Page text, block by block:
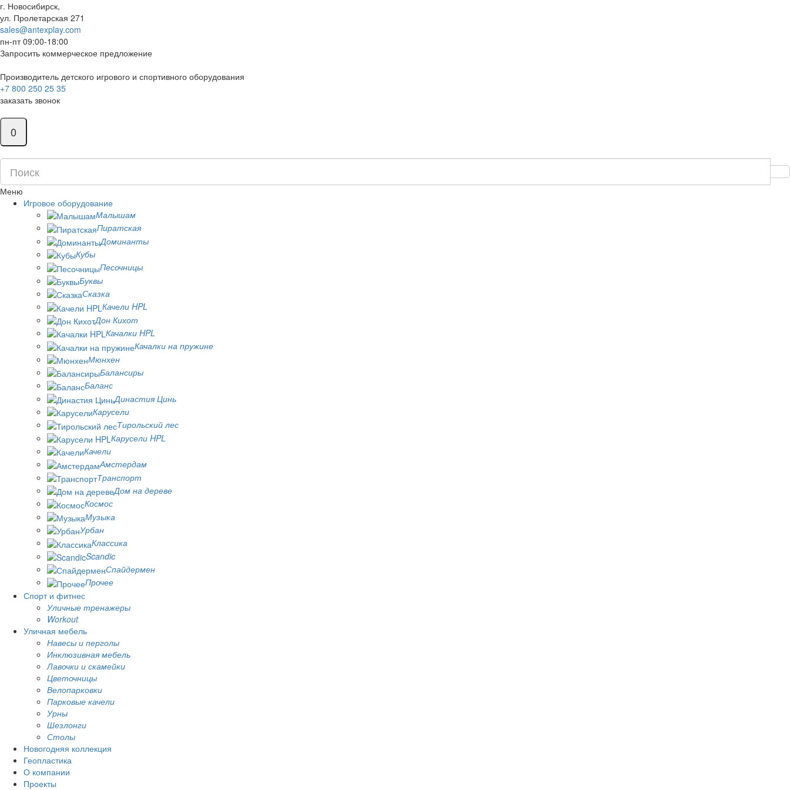
г. Новосибирск,
ул. Пролетарская 271
sales@antexplay.com
пн-пт 09:00-18:00
Запросить коммерческое предложение
Производитель детского игрового и спортивного оборудования
+7 800 250 25 35
заказать звонок
0
Меню
Игровое оборудование
Малышам
Пиратская
Доминанты
Кубы
Песочницы
Буквы
Сказка
Качели HPL
Дон Кихот
Качалки HPL
Качалки на пружине
Мюнхен
Балансиры
Баланс
Династия Цинь
Карусели
Тирольский лес
Карусели HPL
Качели
Амстердам
Транспорт
Дом на дереве
Космос
Музыка
Урбан
Классика
Scandic
Спайдермен
Прочее
Спорт и фитнес
Уличные тренажеры
Workout
Уличная мебель
Навесы и перголы
Инклюзивная мебель
Лавочки и скамейки
Цветочницы
Велопарковки
Парковые качели
Урны
Шезлонги
Столы
Новогодняя коллекция
Геопластика
О компании
Проекты